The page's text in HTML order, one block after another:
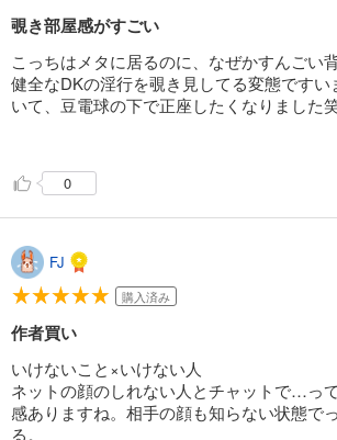
覗き部屋感がすごい
こっちはメタに居るのに、なぜかすんごい
健全なDKの淫行を覗き見してる変態ですい
いて、豆電球の下で正座したくなりました
0
FJ
購入済み
作者買い
いけないこと×いけない人
ネットの顔のしれない人とチャットで…っ
感ありますね。相手の顔も知らない状態で
る。